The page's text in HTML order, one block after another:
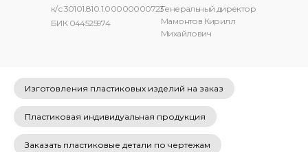
БИК 044525974
к/с 30101.810.1.00000000723Генеральный директор
Мамонтов Кирилл
Михайлович
Изготовления пластиковых изделий на заказ
Пластиковая индивидуальная продукция
Заказать пластиковые детали по чертежам